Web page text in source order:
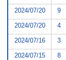
2024/07/20 9
2024/07/20 4
2024/07/16 3
2024/07/15 8